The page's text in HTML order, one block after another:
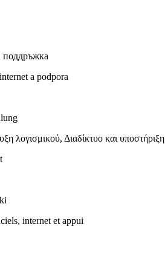
поддръжка
a podpora
λογισμικού, Διαδίκτυο και υποστήριξη
internet et appui